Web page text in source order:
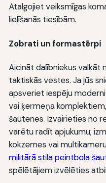
Atalgojiet veiksmīgas
lielīšanās tiesībām.
Zobrati un formastērpi
Aicināt dalībniekus valkāt
taktiskās vestes. Ja jūs
apsveriet iespēju
vai ķermeņa
šautenes. Izvairieties no
varētu radīt apjukumu;
kokzemes vai
militārā stila peintbola
spēlētājiem izvēlēties